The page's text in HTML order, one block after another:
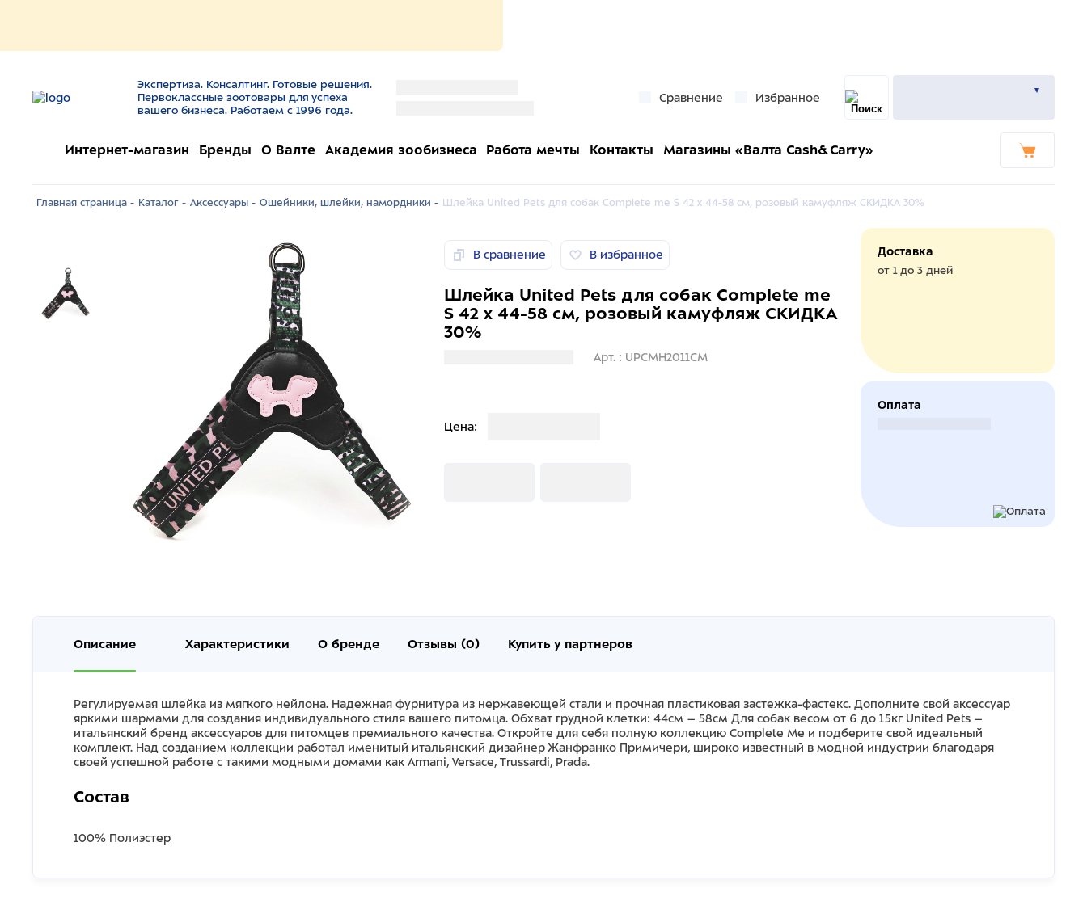
Экспертиза. Консалтинг. Готовые решения.
Первоклассные зоотовары для успеха
вашего бизнеса. Работаем с 1996 года.
Сравнение Избранное
Интернет-магазин Бренды О Валте Академия зообизнеса Работа мечты Контакты Магазины «Валта Cash&Carry»
Главная страница - Каталог - Аксессуары - Ошейники, шлейки, намордники - Шлейка United Pets для собак Complete me S 42 x 44-58 см, розовый камуфляж СКИДКА 30%
В сравнение В избранное
Шлейка United Pets для собак Complete me
S 42 x 44-58 см, розовый камуфляж СКИДКА
30%
Арт. : UPCMH2011CM
Цена:
Доставка
от 1 до 3 дней
Оплата
Описание Характеристики О бренде Отзывы (0) Купить у партнеров
Регулируемая шлейка из мягкого нейлона. Надежная фурнитура из нержавеющей стали и прочная пластиковая застежка-фастекс. Дополните свой аксессуар
яркими шармами для создания индивидуального стиля вашего питомца. Обхват грудной клетки: 44см – 58см Для собак весом от 6 до 15кг United Pets –
итальянский бренд аксессуаров для питомцев премиального качества. Откройте для себя полную коллекцию Complete Me и подберите свой идеальный
комплект. Над созданием коллекции работал именитый итальянский дизайнер Жанфранко Примичери, широко известный в модной индустрии благодаря
своей успешной работе с такими модными домами как Armani, Versace, Trussardi, Prada.
Состав
100% Полиэстер